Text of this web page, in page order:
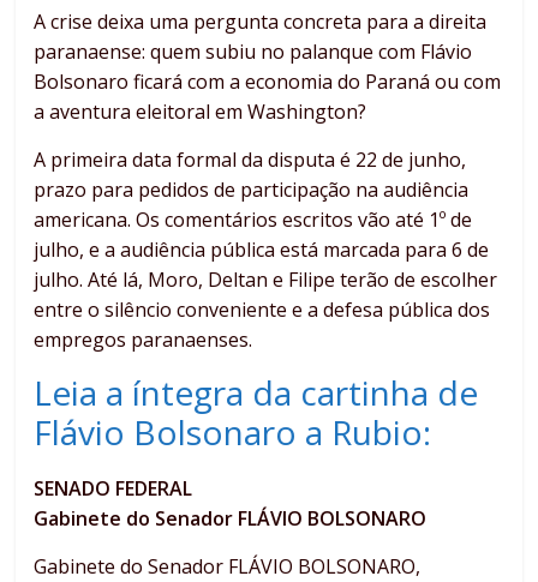
A crise deixa uma pergunta concreta para a direita
paranaense: quem subiu no palanque com Flávio
Bolsonaro ficará com a economia do Paraná ou com
a aventura eleitoral em Washington?
A primeira data formal da disputa é 22 de junho,
prazo para pedidos de participação na audiência
americana. Os comentários escritos vão até 1º de
julho, e a audiência pública está marcada para 6 de
julho. Até lá, Moro, Deltan e Filipe terão de escolher
entre o silêncio conveniente e a defesa pública dos
empregos paranaenses.
Leia a íntegra da cartinha de
Flávio Bolsonaro a Rubio:
SENADO FEDERAL
Gabinete do Senador FLÁVIO BOLSONARO
Gabinete do Senador FLÁVIO BOLSONARO,